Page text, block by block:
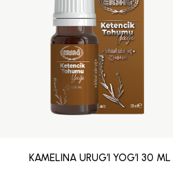
KAMELINA URUG’I YOG’I 30 ML